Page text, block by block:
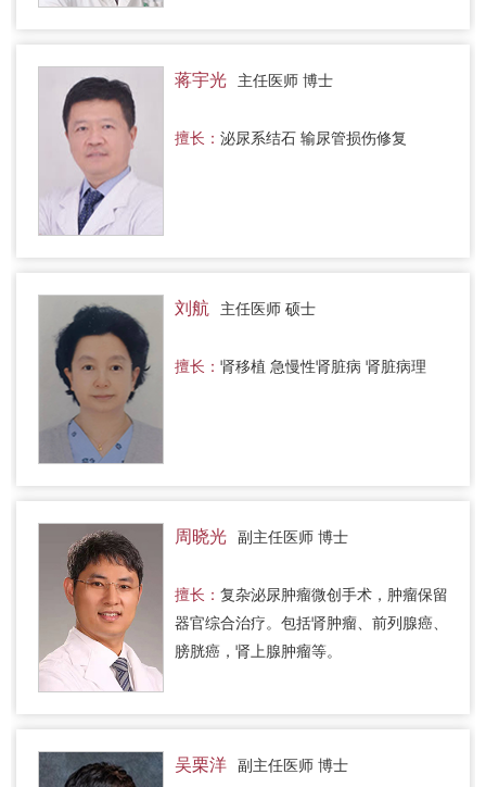
蒋宇光 主任医师 博士
擅长： 泌尿系结石 输尿管损伤修复
刘航 主任医师 硕士
擅长： 肾移植 急慢性肾脏病 肾脏病理
周晓光 副主任医师 博士
擅长： 复杂泌尿肿瘤微创手术，肿瘤保留
器官综合治疗。包括肾肿瘤、前列腺癌、
膀胱癌，肾上腺肿瘤等。
吴栗洋 副主任医师 博士